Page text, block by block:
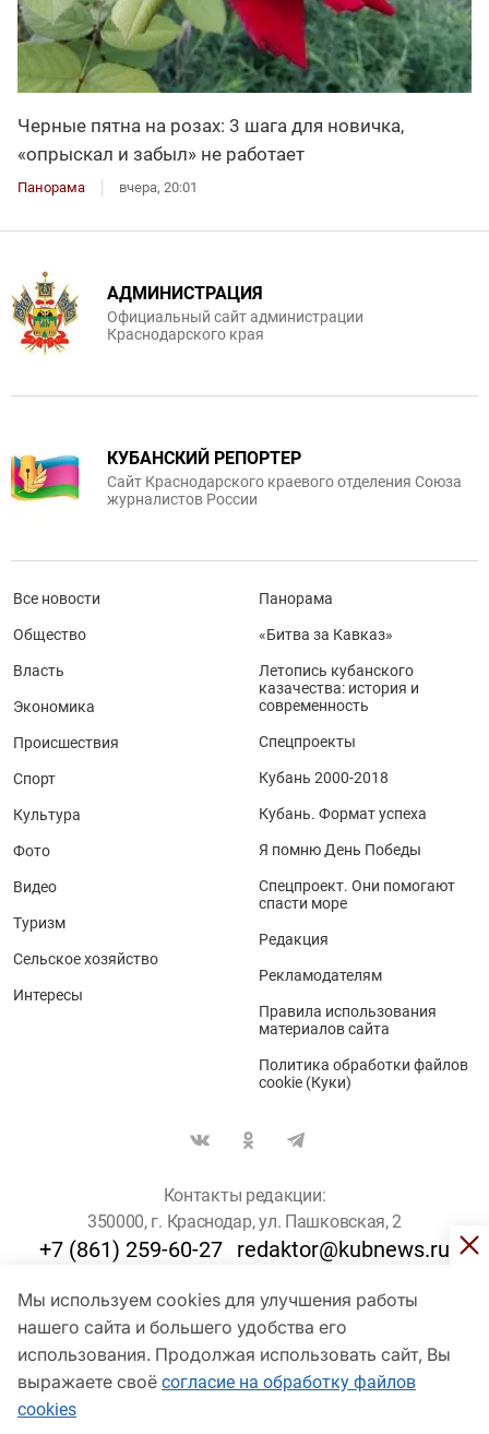
Черные пятна на розах: 3 шага для новичка,
«опрыскал и забыл» не работает
Панорама вчера, 20:01
Мы используем cookies для улучшения работы
нашего сайта и большего удобства его
использования. Продолжая использовать сайт, Вы
выражаете своё согласие на обработку файлов
cookies
АДМИНИСТРАЦИЯ
Официальный сайт администрации
Краснодарского края
КУБАНСКИЙ РЕПОРТЕР
Сайт Краснодарского краевого отделения Союза
журналистов России
Все новости
Общество
Власть
Экономика
Происшествия
Спорт
Культура
Фото
Видео
Туризм
Сельское хозяйство
Интересы
Панорама
«Битва за Кавказ»
Летопись кубанского
казачества: история и
современность
Спецпроекты
Кубань 2000-2018
Кубань. Формат успеха
Я помню День Победы
Спецпроект. Они помогают
спасти море
Редакция
Рекламодателям
Правила использования
материалов сайта
Политика обработки файлов
cookie (Куки)
Контакты редакции:
350000, г. Краснодар, ул. Пашковская, 2
+7 (861) 259-60-27 redaktor@kubnews.ru
Для пользователей старше 16 лет
© Кубанские Новости, 2017
Сетевое издание «kubnews» зарегистрировано Федеральной
службой по надзору в сфере связи, информационных технологий
и массовых коммуникаций (Роскомнадзор). Регистрационный